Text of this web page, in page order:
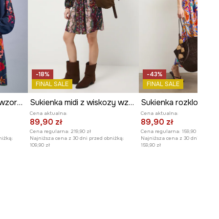
WYMIARY
Długość:
Szerokość pod pachami
cm
Szerokość w talii
Wymiary podane dla rozmiaru:
S.
Szerokość w biodrach: 48 cm
Modelka na zdjęciu ma 180 cm
wzrostu i ma na sobie rozmiar S.
Zobacz wymiary produktu
Sukienka damska mini wzorzysta
-18%
FINAL SALE
Sukienka midi z wiskozy wzorzysta
Cena aktualna:
89,90 zł
Cena regularna: 219,90 zł
Najniższa cena z 30 dni przed obniżką:
109,90 zł
-43%
FINAL SALE
Cena aktualna:
89,90 zł
Cena regularna: 159,90 zł
Najniższa cena z 30 dni przed
159,90 zł